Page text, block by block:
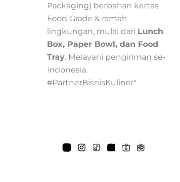
Packaging) berbahan kertas
Food Grade & ramah
lingkungan, mulai dari Lunch
Box, Paper Bowl, dan Food
Tray. Melayani pengiriman se-
Indonesia.
#PartnerBisnisKuliner"